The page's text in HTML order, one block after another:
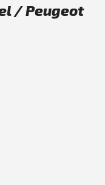
/ Peugeot